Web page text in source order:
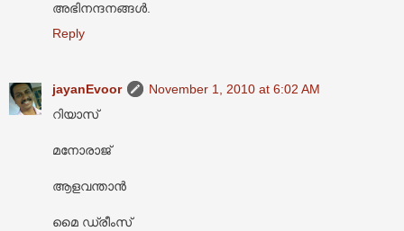
അഭിനന്ദനങ്ങള്‍.
Reply
jayanEvoor
November 1, 2010 at 6:02 AM
റിയാസ്
മനോരാജ്
ആളവന്താൻ
മൈ ഡ്രീംസ്